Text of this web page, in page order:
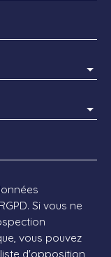
Si vous ne
vous pouvez
d'opposition